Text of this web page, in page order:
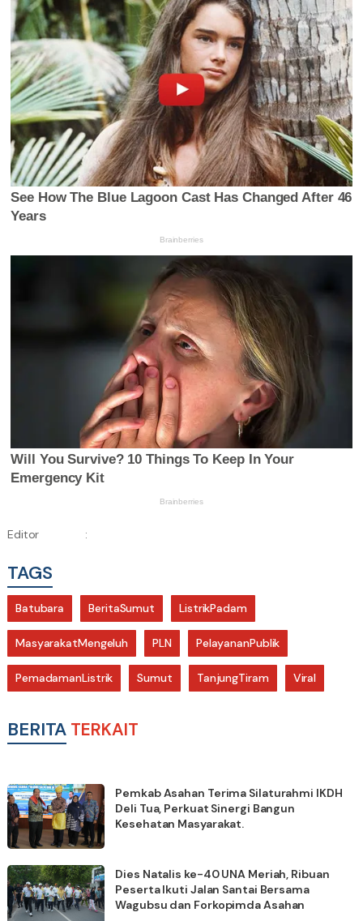
Editor :
TAGS
Batubara BeritaSumut ListrikPadam
MasyarakatMengeluh PLN PelayananPublik
PemadamanListrik Sumut TanjungTiram Viral
BERITA TERKAIT
Pemkab Asahan Terima Silaturahmi IKDH
Deli Tua, Perkuat Sinergi Bangun
Kesehatan Masyarakat.
Dies Natalis ke-40 UNA Meriah, Ribuan
Peserta Ikuti Jalan Santai Bersama
Wagubsu dan Forkopimda Asahan